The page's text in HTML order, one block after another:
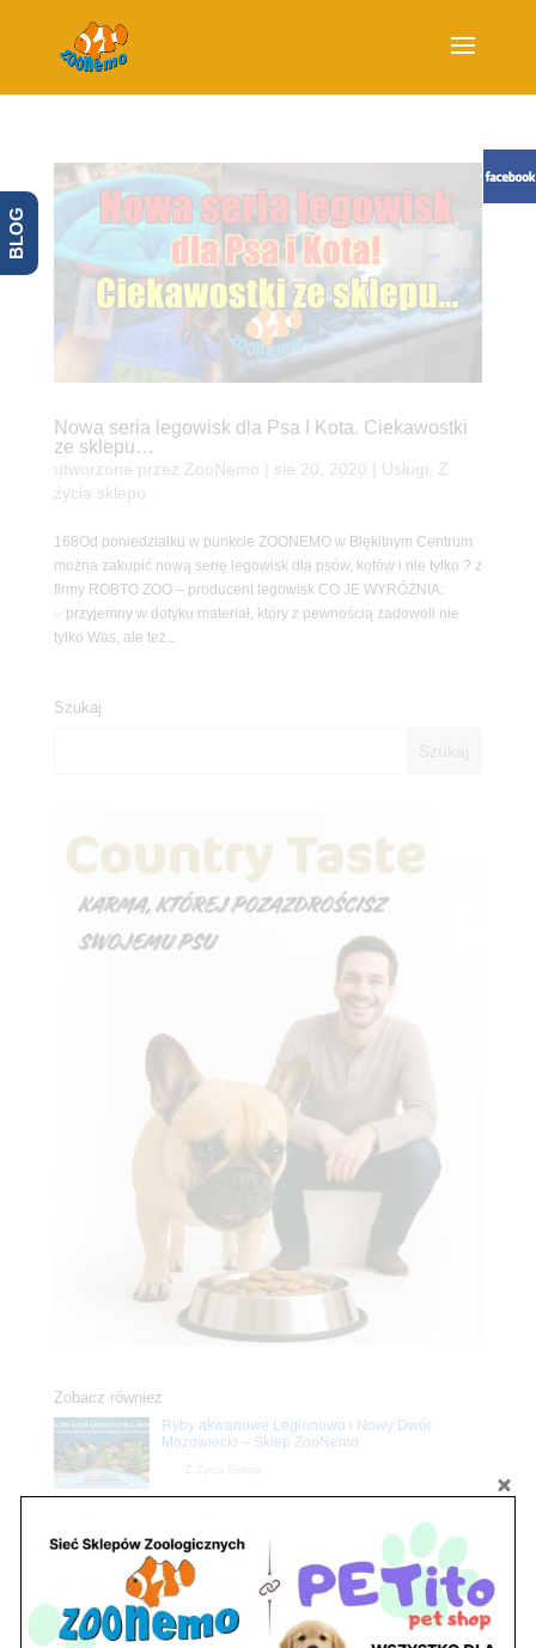
Nowa seria legowisk dla Psa I Kota. Ciekawostki
ze sklepu…
utworzone przez ZooNemo sie 20, 2020 Usługi
Z
życia sklepu
168Od poniedziałku w punkcie ZOONEMO w Błękitnym Centrum
można zakupić nową serię legowisk dla psów, kotów i nie tylko ? z
firmy ROBTO ZOO – producent legowisk CO JE WYRÓŻNIA:
✅przyjemny w dotyku materiał, który z pewnością zadowoli nie
tylko Was, ale też...
Szukaj
Zobacz również
Ryby akwariowe Legionowo i Nowy Dwór
Mazowiecki – Sklep ZooNemo
Z Życia Sklepu
rośliny akwariowe w ZooNemo – Legionowo i
Nowy Dwór Mazowiecki
Promocje
Upały wracają! Zadbaj o komfort swojego pupila
z matami chłodzącymi ZooNemo
BLOG